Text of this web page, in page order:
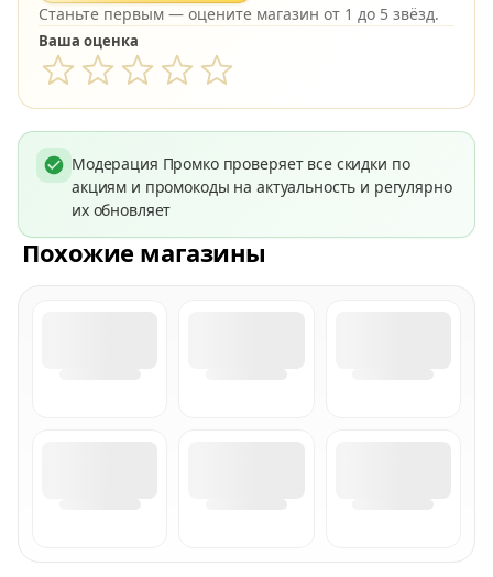
Станьте первым — оцените магазин от 1 до 5 звёзд.
Ваша оценка
Модерация Промко проверяет все скидки по
акциям и промокоды на актуальность и регулярно
их обновляет
Похожие магазины